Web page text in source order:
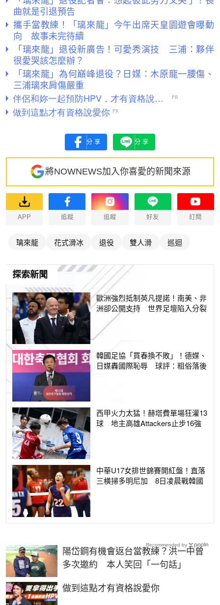
曲就是引退預告
攜手當教練！「璃來龍」今午出席天皇園遊會曝動
向 故事未完待續
「璃來龍」退役新廣告！可愛秀演技 三浦：夥伴
很愛哭該怎麼辦？
「璃來龍」為何巔峰退役？日媒：木原龍一腰傷、
三浦璃來肩傷嚴重
分享 分享
將NOWNEWS加入你喜愛的新聞來源
APP 追蹤 追蹤 好友 訂閱
璃來龍 花式滑冰 退役 雙人滑 巡迴
探索新聞
歐洲強烈抵制英凡提諾！南美、非
洲卻公開支持 世界足壇陷入分裂
韓國足協「買春換不敗」！德媒、
日媒轟國際恥辱 球評：粗俗落後
西甲火力太猛！赫塔費單場狂灌13
球 地主高雄Attackers止步16強
中華U17女排世錦賽開紅盤！直落
三橫掃多明尼加 8日凌晨戰韓國
陽岱鋼有機會返台當教練？洪一中曾
多次邀約 本人笑回「一句話」
做到這點才有資格說愛你
PR
Recommended by